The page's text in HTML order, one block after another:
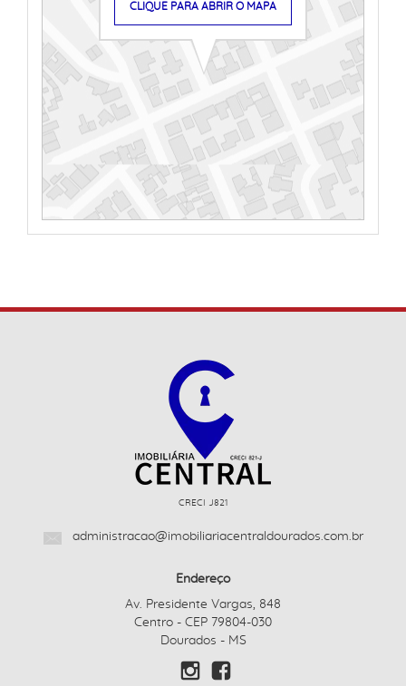
CLIQUE PARA ABRIR O MAPA
CRECI J821
administracao@imobiliariacentraldourados.com.br
Endereço
Av. Presidente Vargas, 848
Centro - CEP 79804-030
Dourados - MS